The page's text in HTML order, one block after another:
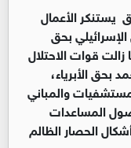
يستنكر الأعمال
بحق
زالت قوات الاحتلال
بحق الأبرياء،
والمباني
المساعدات
الحصار الظالم